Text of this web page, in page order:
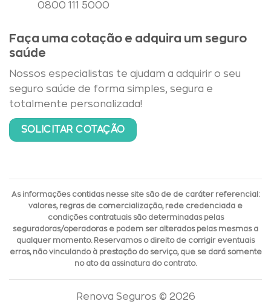
0800 111 5000
Faça uma cotação e adquira um seguro
saúde
Nossos especialistas te ajudam a adquirir o seu
seguro saúde de forma simples, segura e
totalmente personalizada!
SOLICITAR COTAÇÃO
As informações contidas nesse site são de de caráter referencial:
valores, regras de comercialização, rede credenciada e
condições contratuais são determinadas pelas
seguradoras/operadoras e podem ser alterados pelas mesmas a
qualquer momento. Reservamos o direito de corrigir eventuais
erros, não vinculando à prestação do serviço, que se dará somente
no ato da assinatura do contrato.
Renova Seguros © 2026